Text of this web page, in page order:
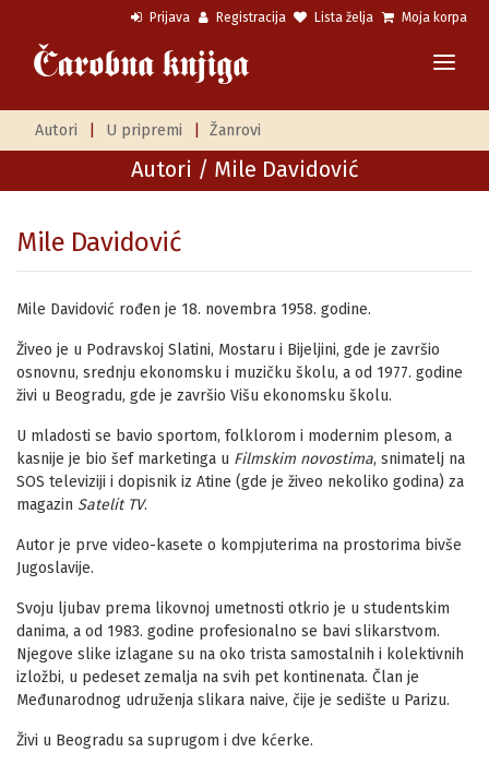
Prijava Registracija Lista želja Moja korpa
Autori U pripremi Žanrovi
Autori / Mile Davidović
Mile Davidović
Mile Davidović rođen je 18. novembra 1958. godine.
Živeo je u Podravskoj Slatini, Mostaru i Bijeljini, gde je završio
osnovnu, srednju ekonomsku i muzičku školu, a od 1977. godine
živi u Beogradu, gde je završio Višu ekonomsku školu.
U mladosti se bavio sportom, folklorom i modernim plesom, a
kasnije je bio šef marketinga u Filmskim novostima, snimatelj na
SOS televiziji i dopisnik iz Atine (gde je živeo nekoliko godina) za
magazin Satelit TV.
Autor je prve video-kasete o kompjuterima na prostorima bivše
Jugoslavije.
Svoju ljubav prema likovnoj umetnosti otkrio je u studentskim
danima, a od 1983. godine profesionalno se bavi slikarstvom.
Njegove slike izlagane su na oko trista samostalnih i kolektivnih
izložbi, u pedeset zemalja na svih pet kontinenata. Član je
Međunarodnog udruženja slikara naive, čije je sedište u Parizu.
Živi u Beogradu sa suprugom i dve kćerke.